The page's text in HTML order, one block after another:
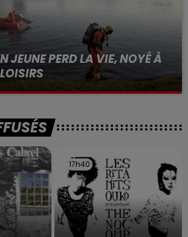
JEUNE PERD LA VIE, NOYÉ À
à pic
17h40
17h40